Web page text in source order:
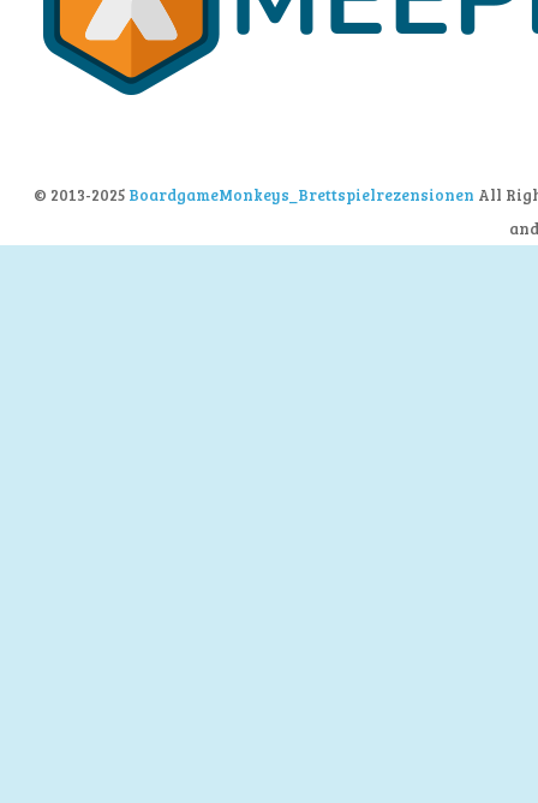
© 2013-2025 BoardgameMonkeys_Brettspielrezensionen All